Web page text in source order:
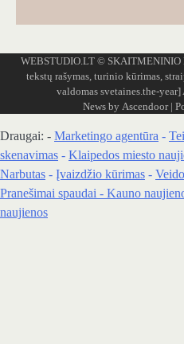
WEBSTUDIO.LT © SKAITMENINIO
tekstų rašymas, turinio kūrimas,
valdomas svetaines.the-year]
News by Ascendoor|
Draugai: - Marketingo agentūra -
skenavimas - Klaipedos miesto
Narbutas - Įvaizdžio kūrimas -
Pranešimai spaudai - Kauno
naujienos